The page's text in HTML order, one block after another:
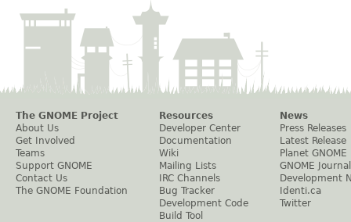
The GNOME Project
About Us
Get Involved
Teams
Support GNOME
Contact Us
The GNOME Foundation
Resources
Developer Center
Documentation
Wiki
Mailing Lists
IRC Channels
Bug Tracker
Development Code
Build Tool
News
Press Releases
Latest Release
Planet GNOME
GNOME Journal
Development
Identi.ca
Twitter